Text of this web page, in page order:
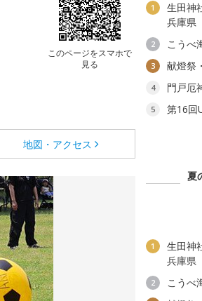
このページをスマホで
見る
地図・アクセス
1
生田神
兵庫県
2 こうべ
3 献燈祭
4 門戸厄
5
第16回
夏
1
生田神
兵庫県
2 こうべ